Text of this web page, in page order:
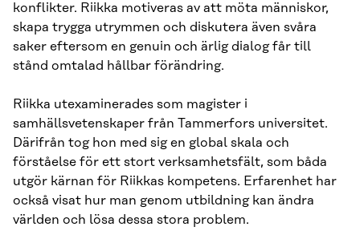
konflikter. Riikka motiveras av att möta människor,
skapa trygga utrymmen och diskutera även svåra
saker eftersom en genuin och ärlig dialog får till
stånd omtalad hållbar förändring.
Riikka utexaminerades som magister i
samhällsvetenskaper från Tammerfors universitet.
Därifrån tog hon med sig en global skala och
förståelse för ett stort verksamhetsfält, som båda
utgör kärnan för Riikkas kompetens. Erfarenhet har
också visat hur man genom utbildning kan ändra
världen och lösa dessa stora problem.